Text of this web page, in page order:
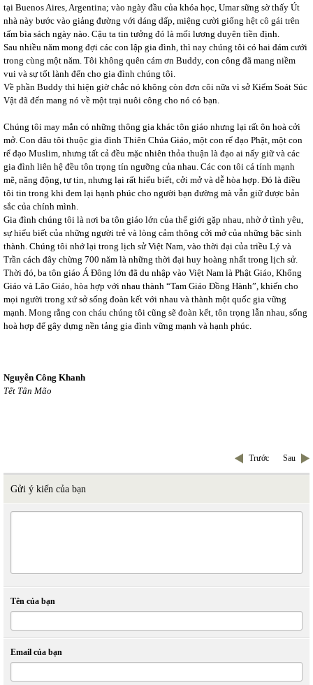
tại Buenos Aires, Argentina; vào ngày đầu của khóa học, Umar sững sờ thấy Út
nhà này bước vào giảng đường với dáng dấp, miệng cười giống hệt cô gái trên
tấm bìa sách ngày nào. Cậu ta tin tưởng đó là mối lương duyên tiền định.
Sau nhiều năm mong đợi các con lập gia đình, thì nay chúng tôi có hai đám cưới
trong cùng một năm. Tôi không quên cám ơn Buddy, con công đã mang niềm
vui và sự tốt lành đến cho gia đình chúng tôi.
Về phần Buddy thì hiện giờ chắc nó không còn đơn côi nữa vì sở Kiểm Soát Súc
Vật đã đến mang nó về một trại nuôi công cho nó có bạn.
Chúng tôi may mắn có những thông gia khác tôn giáo nhưng lại rất ôn hoà cởi
mở. Con dâu tôi thuộc gia đình Thiên Chúa Giáo, một con rể đạo Phật, một con
rể đạo Muslim, nhưng tất cả đều mặc nhiên thỏa thuận là đạo ai nấy giữ và các
gia đình liên hệ đều tôn trọng tín ngưỡng của nhau. Các con tôi cá tính mạnh
mẽ, năng động, tự tin, nhưng lại rất hiểu biết, cởi mở và dễ hòa hợp. Đó là điều
tôi tin trong khi đem lại hạnh phúc cho người bạn đường mà vẫn giữ được bản
sắc của chính mình.
Gia đình chúng tôi là nơi ba tôn giáo lớn của thế giới gặp nhau, nhờ ở tình yêu,
sự hiểu biết của những người trẻ và lòng cảm thông cởi mở của những bậc sinh
thành. Chúng tôi nhớ lại trong lịch sử Việt Nam, vào thời đại của triều Lý và
Trần cách đây chừng 700 năm là những thời đại huy hoàng nhất trong lịch sử.
Thời đó, ba tôn giáo Á Đông lớn đã du nhập vào Việt Nam là Phật Giáo, Khổng
Giáo và Lão Giáo, hòa hợp với nhau thành “Tam Giáo Đồng Hành”, khiến cho
mọi người trong xứ sở sống đoàn kết với nhau và thành một quốc gia vững
mạnh. Mong rằng con cháu chúng tôi cũng sẽ đoàn kết, tôn trọng lẫn nhau, sống
hoà hợp để gây dựng nền tảng gia đình vững mạnh và hạnh phúc.
Nguyễn Công Khanh
Tết Tân Mão
Trước Sau
Gửi ý kiến của bạn
Tên của bạn
Email của bạn